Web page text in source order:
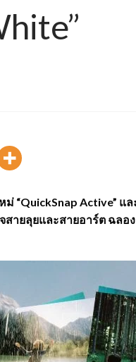
“QuickSnap Active” แล
ายลุยและสายอาร์ต ฉลอ